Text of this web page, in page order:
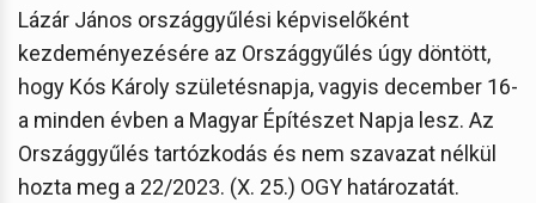
Lázár János országgyűlési képviselőként
kezdeményezésére az Országgyűlés úgy döntött,
hogy Kós Károly születésnapja, vagyis december 16-
a minden évben a Magyar Építészet Napja lesz. Az
Országgyűlés tartózkodás és nem szavazat nélkül
hozta meg a 22/2023. (X. 25.) OGY határozatát.